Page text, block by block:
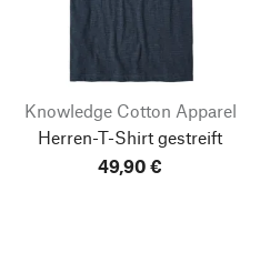
Knowledge Cotton Apparel
Herren-T-Shirt gestreift
49,90 €